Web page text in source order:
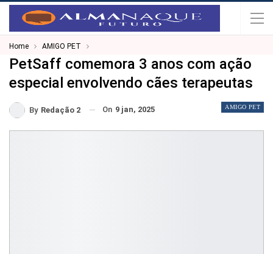
Home AMIGO PET
PetSaff comemora 3 anos com ação
especial envolvendo cães terapeutas
AMIGO PET
By Redação 2 On 9 jan, 2025